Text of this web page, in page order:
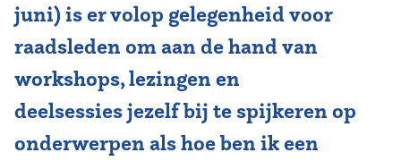
juni) is er volop gelegenheid voor
raadsleden om aan de hand van
workshops, lezingen en
deelsessies jezelf bij te spijkeren op
onderwerpen als hoe ben ik een